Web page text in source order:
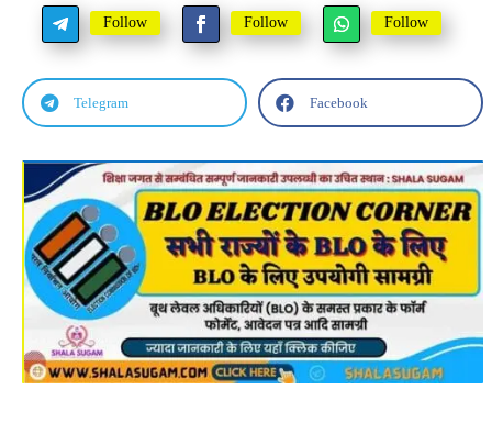
Follow Follow Follow
 Telegram  Facebook